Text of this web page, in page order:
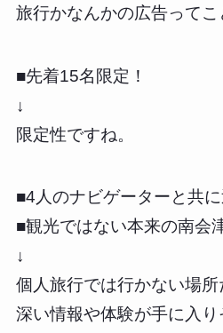
旅行かなんかの広告ってこ
■先着15名限定！
↓
限定性ですね。
■4人のナビゲーターと共
■観光ではない本来の南会
↓
個人旅行では行かない場所
深い情報や体験が手に入